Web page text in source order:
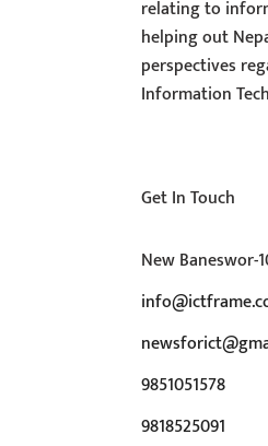
relating to
helping out
perspectives
Information
Get In Touch
New Baneswor-
9851051578
9818525091